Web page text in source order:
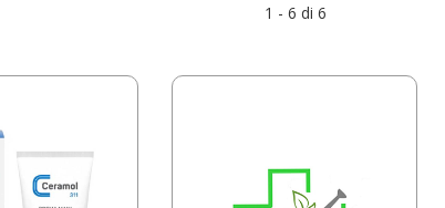
1 - 6 di 6